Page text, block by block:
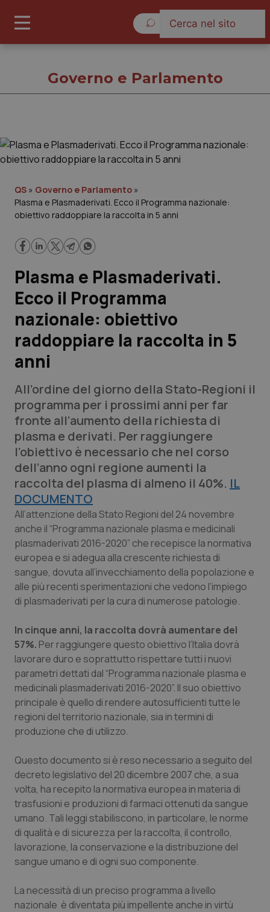
Governo e Parlamento
Regioni e Asl
Lavoro e Professioni
Scienza e Farmaci
Studi e Analisi
Lettere al direttore
Edizioni Regionali
QS Pro
Professionisti Sanitari.AI
Abruzzo
Basilicata
Calabria
Campania
Emilia-Romagna
Friuli Venezia Giulia
Lazio
Liguria
Lombardia
Marche
Molise
Piemonte
Provincia Autonoma di Bolzano
Provincia Autonoma di Trento
QS Pro Gold
Artrite & artrosi
Asma & BPCO
Car-T
Colesterolo & coronaropatie
Dermatite Atopica
Diabete & glucometri
Disturbi dell’umore
Dolore
Donna & Salute
Epatiti
HIV
Infezioni & Febbre
Ipertensione & Scompenso
QS Club Newsletter
Governo e Parlamento
QS » Governo e Parlamento »
Plasma e Plasmaderivati. Ecco il Programma nazionale:
obiettivo raddoppiare la raccolta in 5 anni
Plasma e Plasmaderivati.
Ecco il Programma
nazionale: obiettivo
raddoppiare la raccolta in 5
anni
All’ordine del giorno della Stato-Regioni il
programma per i prossimi anni per far
fronte all’aumento della richiesta di
plasma e derivati. Per raggiungere
l’obiettivo è necessario che nel corso
dell’anno ogni regione aumenti la
raccolta del plasma di almeno il 40%. IL
DOCUMENTO
All’attenzione della Stato Regioni del 24 novembre
anche il “Programma nazionale plasma e medicinali
plasmaderivati 2016-2020” che recepisce la normativa
europea e si adegua alla crescente richiesta di
sangue, dovuta all’invecchiamento della popolazione e
alle più recenti sperimentazioni che vedono l’impiego
di plasmaderivati per la cura di numerose patologie.
In cinque anni, la raccolta dovrà aumentare del
57%. Per raggiungere questo obiettivo l’Italia dovrà
lavorare duro e soprattutto rispettare tutti i nuovi
parametri dettati dal “Programma nazionale plasma e
medicinali plasmaderivati 2016-2020”. Il suo obiettivo
principale è quello di rendere autosufficienti tutte le
regioni del territorio nazionale, sia in termini di
produzione che di utilizzo.
Questo documento si è reso necessario a seguito del
decreto legislativo del 20 dicembre 2007 che, a sua
volta, ha recepito la normativa europea in materia di
trasfusioni e produzioni di farmaci ottenuti da sangue
umano. Tali leggi stabiliscono, in particolare, le norme
di qualità e di sicurezza per la raccolta, il controllo,
lavorazione, la conservazione e la distribuzione del
sangue umano e di ogni suo componente.
La necessità di un preciso programma a livello
nazionale è diventata più impellente anche in virtù